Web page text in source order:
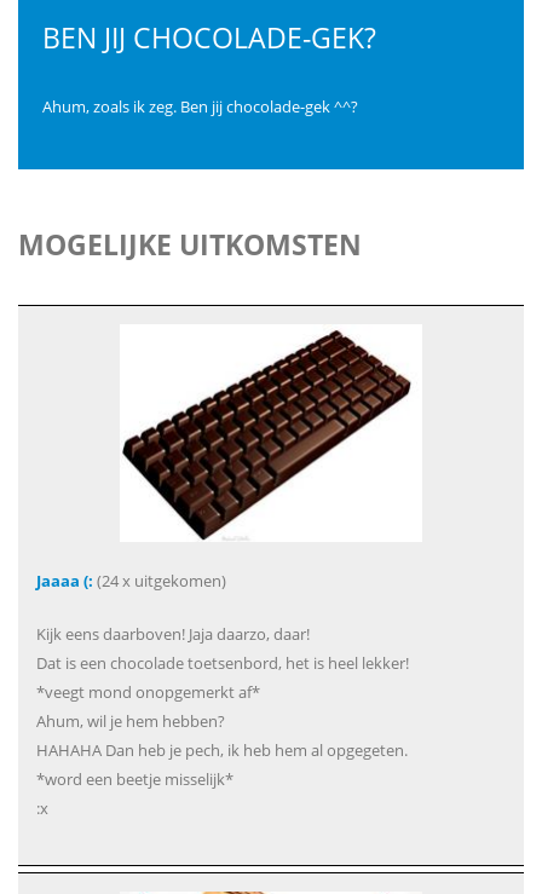
BEN JIJ CHOCOLADE-GEK?
Ahum, zoals ik zeg. Ben jij chocolade-gek ^^?
MOGELIJKE UITKOMSTEN
Jaaaa (: (24 x uitgekomen)
Kijk eens daarboven! Jaja daarzo, daar!
Dat is een chocolade toetsenbord, het is heel lekker!
*veegt mond onopgemerkt af*
Ahum, wil je hem hebben?
HAHAHA Dan heb je pech, ik heb hem al opgegeten.
*word een beetje misselijk*
:x